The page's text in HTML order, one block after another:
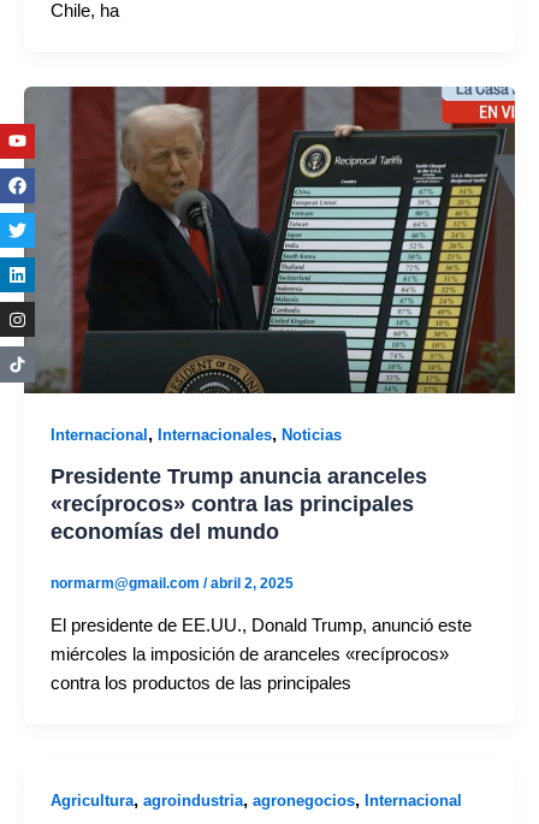
Chile, ha
Internacional, Internacionales, Noticias
Presidente Trump anuncia aranceles
«recíprocos» contra las principales
economías del mundo
normarm@gmail.com /abril 2, 2025
El presidente de EE.UU., Donald Trump, anunció este
miércoles la imposición de aranceles «recíprocos»
contra los productos de las principales
Agricultura, agroindustria, agronegocios, Internacional
Youtube
Facebook
Twitter
Linkedin
Instagram